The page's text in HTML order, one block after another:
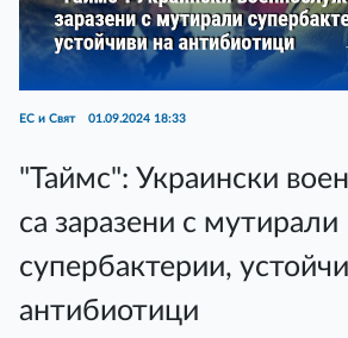
ЕС и Свят 01.09.2024 18:33
"Таймс": Украински
са заразени с мутирали
супербактерии,
антибиотици